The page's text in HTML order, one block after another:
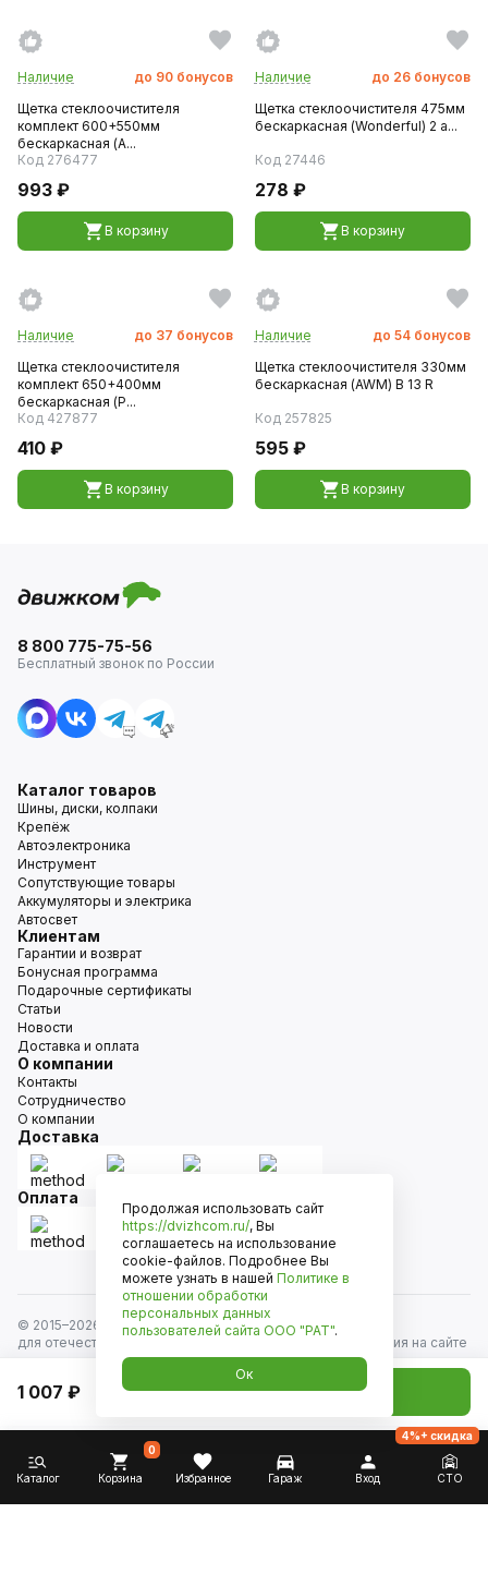
Наличие до 90 бонусов
Щетка стеклоочистителя
комплект 600+550мм
бескаркасная (A...
Код 276477
993 ₽
В корзину
Наличие до 26 бонусов
Щетка стеклоочистителя 475мм
бескаркасная (Wonderful) 2 а...
Код 27446
278 ₽
В корзину
Наличие до 37 бонусов
Щетка стеклоочистителя
комплект 650+400мм
бескаркасная (P...
Код 427877
410 ₽
В корзину
Наличие до 54 бонусов
Щетка стеклоочистителя 330мм
бескаркасная (AWM) B 13 R
Код 257825
595 ₽
В корзину
1 007 ₽ Добавить в корзину
8 800 775-75-56
Бесплатный звонок по России
Каталог товаров
Шины, диски, колпаки
Крепёж
Автоэлектроника
Инструмент
Сопутствующие товары
Аккумуляторы и электрика
Автосвет
Клиентам
Гарантии и возврат
Бонусная программа
Подарочные сертификаты
Статьи
Новости
Доставка и оплата
О компании
Контакты
Сотрудничество
О компании
Доставка
Оплата
© 2015–2026
Движком — сеть магазинов автозапчастей
для отечественных автомобилей и иномарок. Информация на сайте
носит исключительно информационный характер и не является
публичной офертой, определяемой положениями
ст. 437 Гражданского кодекса РФ. Все права защищены.
Каталог Корзина
0
Избранное Гараж Вход СТО
4%+ скидка
Продолжая использовать сайт
https://dvizhcom.ru/, Вы
соглашаетесь на использование
cookie-файлов. Подробнее Вы
можете узнать в нашей Политике в
отношении обработки
персональных данных
пользователей сайта ООО "РАТ".
Ок